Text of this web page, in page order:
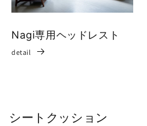
Nagi専用ヘッドレスト
detail
シートクッション